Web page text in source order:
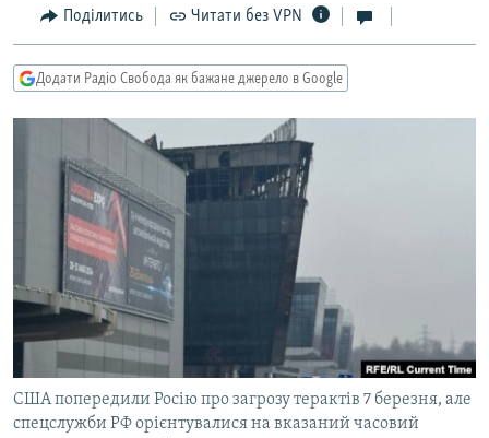
Перейти
до
пошуку
СУСПІЛЬСТВО
СВІТ
ДОНБАС.РЕАЛІЇ
ТИ ЯК?
КИТАЙ.ВИКЛИКИ
МУЛЬТИМЕДІА
ФОТО
СПЕЦПРОЄКТИ
ПОДКАСТИ
КРИМ РЕАЛІЇ
РУС
Поділитись Читати без VPN
Додати Радіо Свобода як бажане джерело в Google
США попередили Росію про загрозу терактів 7 березня, але
спецслужби РФ орієнтувалися на вказаний часовий